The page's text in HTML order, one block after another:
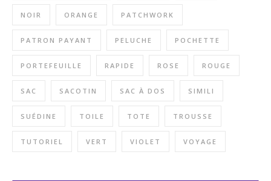
NOIR ORANGE PATCHWORK
PATRON PAYANT PELUCHE POCHETTE
PORTEFEUILLE RAPIDE ROSE ROUGE
SAC SACOTIN SAC À DOS SIMILI
SUÉDINE TOILE TOTE TROUSSE
TUTORIEL VERT VIOLET VOYAGE